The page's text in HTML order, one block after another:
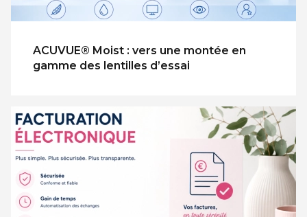
ACUVUE® Moist : vers une montée en
gamme des lentilles d’essai